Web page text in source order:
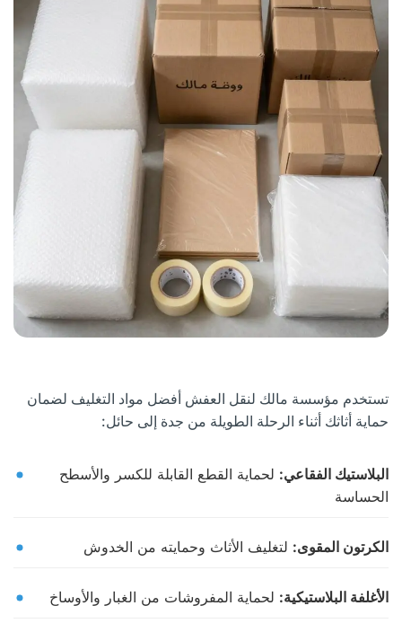
تستخدم مؤسسة مالك لنقل العفش أفضل مواد التغليف لضمان
حماية أثاثك أثناء الرحلة الطويلة من جدة إلى حائل:
البلاستيك الفقاعي: لحماية القطع القابلة للكسر والأسطح
الحساسة
الكرتون المقوى: لتغليف الأثاث وحمايته من الخدوش
الأغلفة البلاستيكية: لحماية المفروشات من الغبار والأوساخ